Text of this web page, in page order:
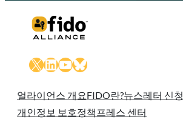
X LinkedIn
YouTube
Bluesky
얼라이언스 개요FIDO란?뉴스레터 신청
개인정보 보호정책 프레스 센터